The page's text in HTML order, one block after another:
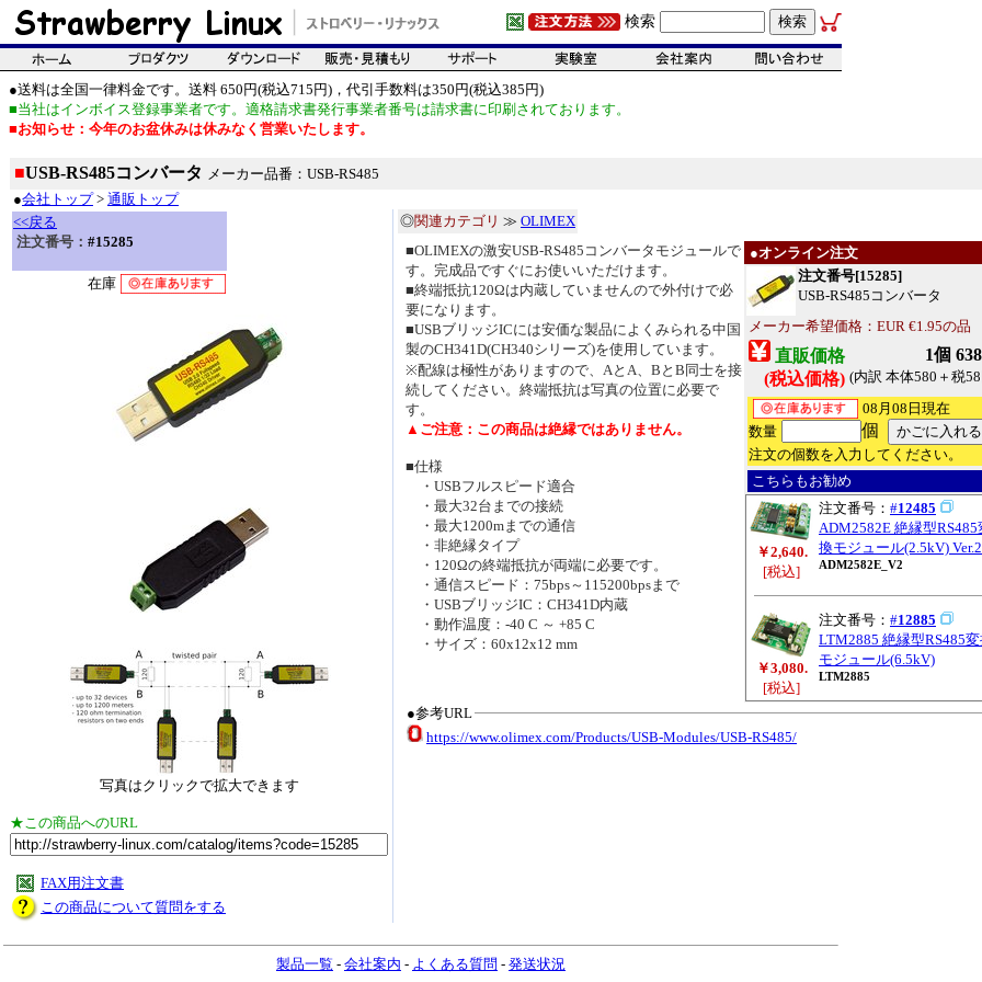
検索
●送料は全国一律料金です。送料 650円(税込715円)，代引手数料は350円(税込385円)
■当社はインボイス登録事業者です。適格請求書発行事業者番号は請求書に印刷されております。
■お知らせ：今年のお盆休みは休みなく営業いたします。
■USB-RS485コンバータ メーカー品番：USB-RS485
●会社トップ> 通販トップ
<<戻る
注文番号： #15285
在庫
写真はクリックで拡大できます
★この商品へのURL
FAX用注文書
この商品について質問をする
◎関連カテゴリ ≫ OLIMEX
●オンライン注文
注文番号[15285]
USB-RS485コンバータ
メーカー希望価格：EUR €1.95の品
直販価格
(税込価格)
1個
(内訳 本体580＋税
08月08日現在
数量
個
注文の個数を入力してください。
こちらもお勧め
￥2,640.
[税込]
注文番号： #12485
ADM2582E 絶縁型RS485
換モジュール(2.5kV) Ver.2
ADM2582E_V2
￥3,080.
[税込]
注文番号： #12885
LTM2885 絶縁型RS485
モジュール(6.5kV)
LTM2885
■OLIMEXの激安USB-RS485コンバータモジュールで
す。完成品ですぐにお使いいただけます。
■終端抵抗120Ωは内蔵していませんので外付けで必
要になります。
■USBブリッジICには安価な製品によくみられる中国
製のCH341D(CH340シリーズ)を使用しています。
※配線は極性がありますので、AとA、BとB同士を接
続してください。終端抵抗は写真の位置に必要で
す。
▲ご注意：この商品は絶縁ではありません。
■仕様
・USBフルスピード適合
・最大32台までの接続
・最大1200mまでの通信
・非絶縁タイプ
・120Ωの終端抵抗が両端に必要です。
・通信スピード：75bps～115200bpsまで
・USBブリッジIC：CH341D内蔵
・動作温度：-40 C ～ +85 C
・サイズ：60x12x12 mm
●参考URL
https://www.olimex.com/Products/USB-Modules/USB-RS485/
製品一覧 - 会社案内 - よくある質問 - 発送状況